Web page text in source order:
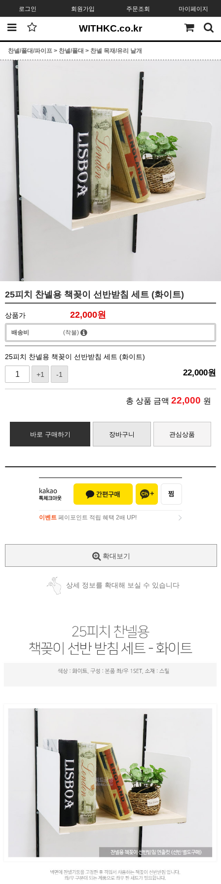
로그인 회원가입 주문조회 마이페이지
WITHKC.co.kr
찬넬/폴대/파이프 > 찬넬/폴대 > 찬넬 목재/유리 날개
25피치 찬넬용 책꽂이 선반받침 세트 (화이트)
상품가 22,000원
배송비 (착불)
25피치 찬넬용 책꽂이 선반받침 세트 (화이트)
+1 -1 22,000원
총 상품 금액 22,000 원
바로 구매하기 장바구니 관심상품
이벤트 페이포인트 적립 혜택 2배 UP!
확대보기
상세 정보를 확대해 보실 수 있습니다